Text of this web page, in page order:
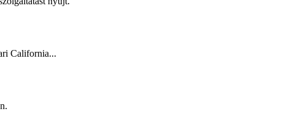
California...